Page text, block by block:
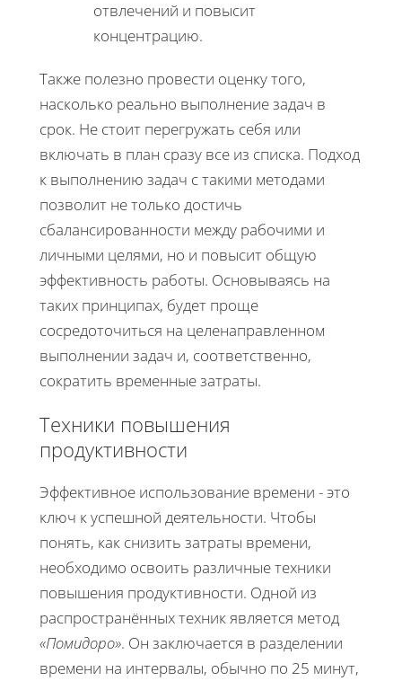
отвлечений и повысит
концентрацию.
Также полезно провести оценку того,
насколько реально выполнение задач в
срок. Не стоит перегружать себя или
включать в план сразу все из списка. Подход
к выполнению задач с такими методами
позволит не только достичь
сбалансированности между рабочими и
личными целями, но и повысит общую
эффективность работы. Основываясь на
таких принципах, будет проще
сосредоточиться на целенаправленном
выполнении задач и, соответственно,
сократить временные затраты.
Техники повышения
продуктивности
Эффективное использование времени - это
ключ к успешной деятельности. Чтобы
понять, как снизить затраты времени,
необходимо освоить различные техники
повышения продуктивности. Одной из
распространённых техник является метод
«Помидоро». Он заключается в разделении
времени на интервалы, обычно по 25 минут,